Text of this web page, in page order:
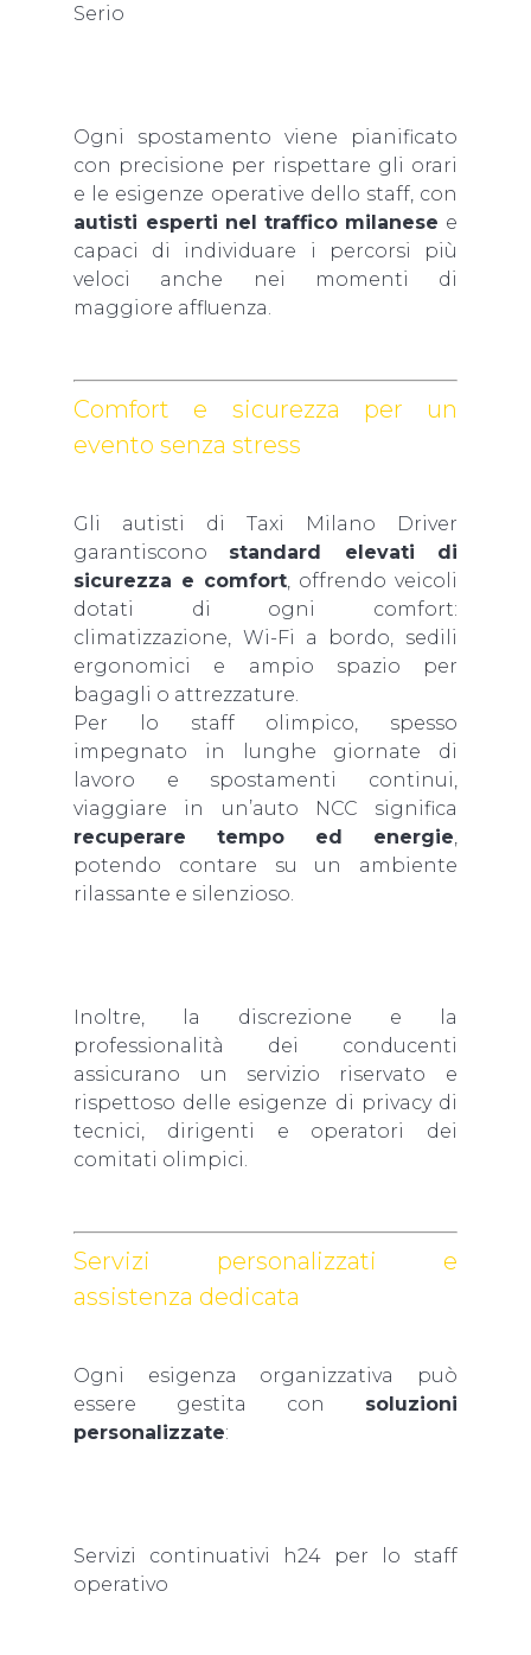
Serio
Ogni spostamento viene pianificato
con precisione per rispettare gli orari
e le esigenze operative dello staff, con
autisti esperti nel traffico milanese e
capaci di individuare i percorsi più
veloci anche nei momenti di
maggiore affluenza.
Comfort e sicurezza per un
evento senza stress
Gli autisti di Taxi Milano Driver
garantiscono standard elevati di
sicurezza e comfort, offrendo veicoli
dotati di ogni comfort:
climatizzazione, Wi-Fi a bordo, sedili
ergonomici e ampio spazio per
bagagli o attrezzature.
Per lo staff olimpico, spesso
impegnato in lunghe giornate di
lavoro e spostamenti continui,
viaggiare in un’auto
NCC significa
recuperare tempo ed energie,
potendo contare su un ambiente
rilassante e silenzioso.
Inoltre, la discrezione e la
professionalità dei conducenti
assicurano un servizio riservato e
rispettoso delle esigenze di privacy di
tecnici, dirigenti e operatori dei
comitati olimpici.
Servizi personalizzati e
assistenza dedicata
Ogni esigenza organizzativa può
essere gestita con soluzioni
personalizzate:
Servizi continuativi h24 per lo staff
operativo